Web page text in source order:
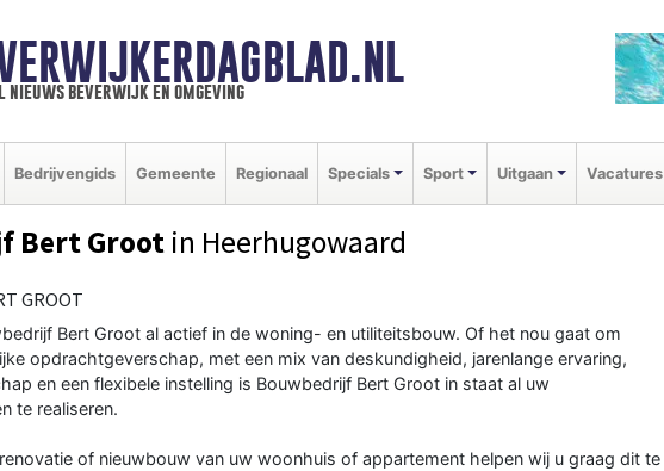
beverwijk en omgeving
Bedrijvengids Gemeente Regionaal Specials Sport Uitgaan Vacatures
Bert Groot in Heerhugowaard
GROOT
Bert Groot al actief in de woning- en utiliteitsbouw. Of het nou gaat om
opdrachtgeverschap, met een mix van deskundigheid, jarenlange ervaring,
en een flexibele instelling is Bouwbedrijf Bert Groot in staat al uw
te realiseren.
of nieuwbouw van uw woonhuis of appartement helpen wij u graag dit te